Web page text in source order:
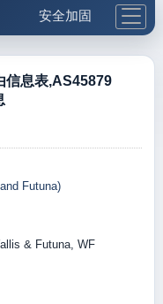
安全加固
更多工具
信息表,AS45879
Futuna)
& Futuna, WF